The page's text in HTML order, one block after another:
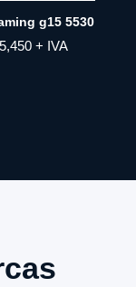
g15 5530
+ IVA